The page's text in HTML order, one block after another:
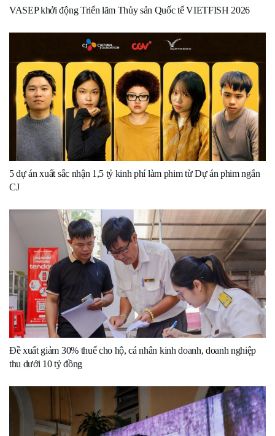
VASEP khởi động Triển lãm Thủy sản Quốc tế VIETFISH 2026
5 dự án xuất sắc nhận 1,5 tỷ kinh phí làm phim từ Dự án phim ngắn
CJ
Đề xuất giảm 30% thuế cho hộ, cá nhân kinh doanh, doanh nghiệp
thu dưới 10 tỷ đồng